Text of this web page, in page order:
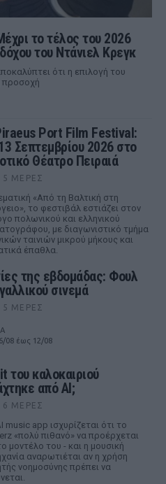
το τέλος του 2026
του Ντάνιελ Κρεγκ
ότι η επιλογή του
προσοχή
Port Film Festival:
Σεπτεμβρίου 2026 στο
Θέατρο Πειραιά
5 ΜΈΡΕΣ
«Από τη Βαλτική στη
το φεστιβάλ εστιάζει στον
πολωνικού και ελληνικού
με διαγωνιστικό τμήμα
ταινιών μικρού μήκους και
έπαθλα.
της εβδομάδας: Φουλ
σινεμά
5 ΜΈΡΕΣ
08 έως 12/08
του καλοκαιριού
από AI;
6 ΜΈΡΕΣ
music app ισχυρίζεται ότι το
«πολύ πιθανό» να προέρχεται
μοντέλο του - και η μουσική
αναρωτιέται αν η χρήση
νοημοσύνης πρέπει να